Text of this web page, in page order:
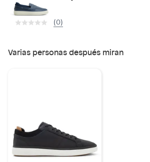
n
(0)
Varias personas después miran